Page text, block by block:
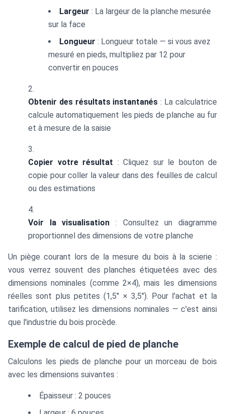
Largeur : La largeur de la planche mesurée
sur la face
Longueur : Longueur totale — si vous avez
mesuré en pieds, multipliez par 12 pour
convertir en pouces
Obtenir des résultats instantanés : La calculatrice
calcule automatiquement les pieds de planche au fur
et à mesure de la saisie
Copier votre résultat : Cliquez sur le bouton de
copie pour coller la valeur dans des feuilles de calcul
ou des estimations
Voir la visualisation : Consultez un diagramme
proportionnel des dimensions de votre planche
Un piège courant lors de la mesure du bois à la scierie :
vous verrez souvent des planches étiquetées avec des
dimensions nominales (comme 2×4), mais les dimensions
réelles sont plus petites (1,5" × 3,5"). Pour l'achat et la
tarification, utilisez les dimensions nominales — c'est ainsi
que l'industrie du bois procède.
Exemple de calcul de pied de planche
Calculons les pieds de planche pour un morceau de bois
avec les dimensions suivantes :
Épaisseur : 2 pouces